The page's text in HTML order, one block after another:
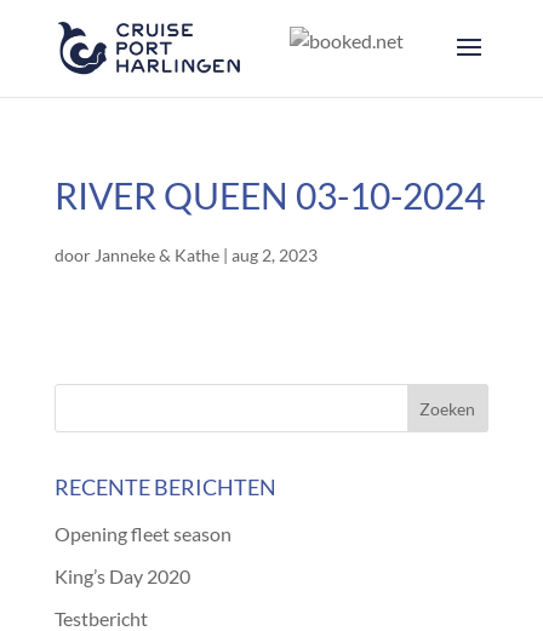
RIVER QUEEN 03-10-2024
door Janneke & Kathe| aug 2, 2023
RECENTE BERICHTEN
Opening fleet season
King’s Day 2020
Testbericht